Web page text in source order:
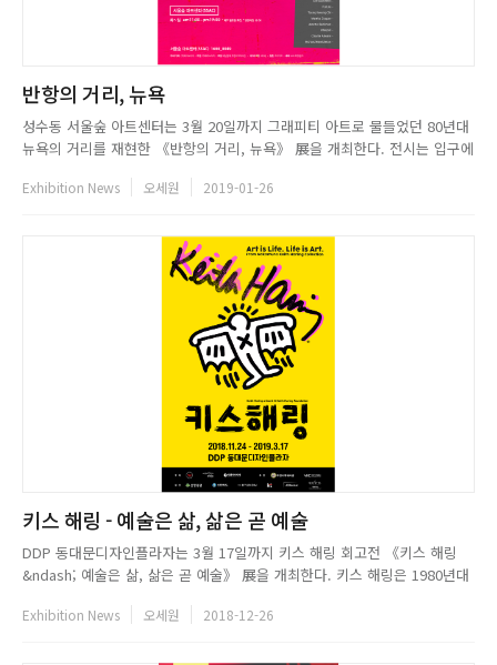
반항의 거리, 뉴욕
성수동 서울숲 아트센터는 3월 20일까지 그래피티 아트로 물들었던 80년대
뉴욕의 거리를 재현한 《반항의 거리, 뉴욕》 展을 개최한다. 전시는 입구에
로서 그래피티의 역사를 느낄수있다. 아이가 그린듯 장난스럽고상상력이넘
Exhibition News 오세원 2019-01-26
키스 해링 - 예술은 삶, 삶은 곧 예술
DDP 동대문디자인플라자는 3월 17일까지 키스 해링 회고전 《키스 해링
&ndash; 예술은 삶, 삶은 곧 예술》 展을 개최한다. 키스 해링은 1980년대
의 예술세계를 퍼트렸고, 세계 평화, 인종 차별 철폐 등 모든 이를 위한 예술
Exhibition News 오세원 2018-12-26